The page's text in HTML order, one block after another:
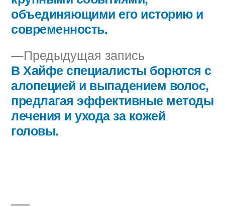
записям
Предыдущая запись
запись:
В Хайфе специалисты борются с
алопецией и выпадением волос,
предлагая эффективные методы
лечения и ухода за кожей
головы.
объединяющими его историю и
современность.